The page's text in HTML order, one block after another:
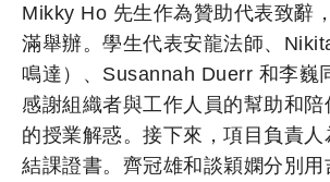
Mikky Ho 先生作為贊助代表致辭
滿舉辦。學生代表安龍法師、
鳴達）、Susannah Duerr 和李巍
感謝組織者與工作人員的幫助和
的授業解惑。接下來，項目負責人
結課證書。齊冠雄和談穎嫻分別用